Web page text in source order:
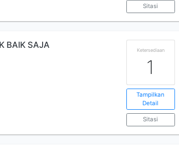
Sitasi
BAIK SAJA
Ketersediaan
1
Tampilkan
Detail
Sitasi